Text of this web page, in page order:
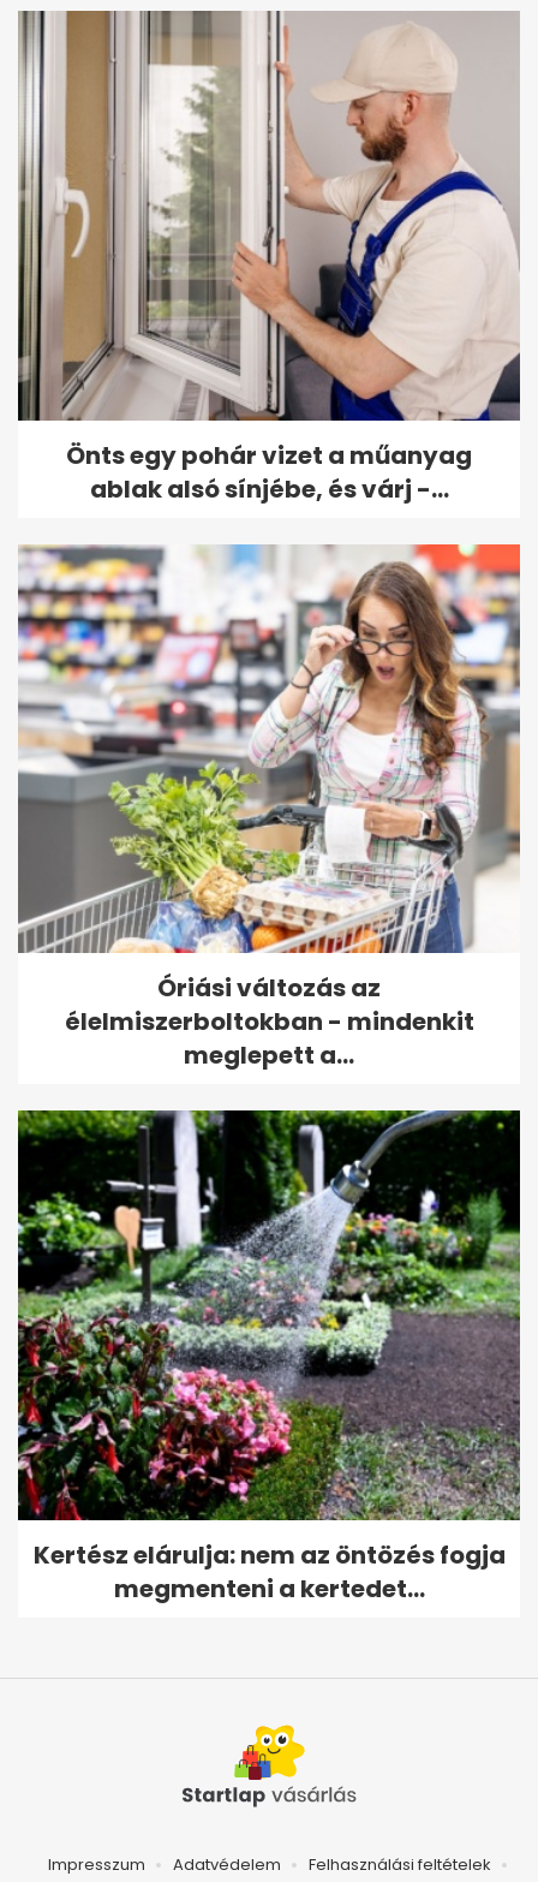
Önts egy pohár vizet a műanyag
ablak alsó sínjébe, és várj -...
Óriási változás az
élelmiszerboltokban - mindenkit
meglepett a...
Kertész elárulja: nem az öntözés fogja
megmenteni a kertedet...
Impresszum Adatvédelem Felhasználási feltételek